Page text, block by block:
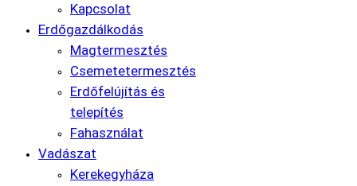
Kapcsolat
Erdőgazdálkodás
Magtermesztés
Csemetetermesztés
Erdőfelújítás és
telepítés
Fahasználat
Vadászat
Kerekegyháza